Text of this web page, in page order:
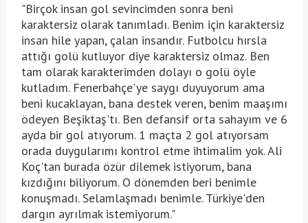
"Birçok insan gol sevincimden sonra beni
karaktersiz olarak tanımladı. Benim için karaktersiz
insan hile yapan, çalan insandır. Futbolcu hırsla
attığı golü kutluyor diye karaktersiz olmaz. Ben
tam olarak karakterimden dolayı o golü öyle
kutladım. Fenerbahçe'ye saygı duyuyorum ama
beni kucaklayan, bana destek veren, benim maaşımı
ödeyen Beşiktaş'tı. Ben defansif orta sahayım ve 6
ayda bir gol atıyorum. 1 maçta 2 gol atıyorsam
orada duygularımı kontrol etme ihtimalim yok. Ali
Koç'tan burada özür dilemek istiyorum, bana
kızdığını biliyorum. O dönemden beri benimle
konuşmadı. Selamlaşmadı benimle. Türkiye'den
dargın ayrılmak istemiyorum."